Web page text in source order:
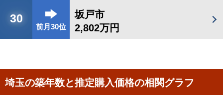
30
前月30位
坂戸市
2,802万円
埼玉の築年数と推定購入価格の相関グラフ